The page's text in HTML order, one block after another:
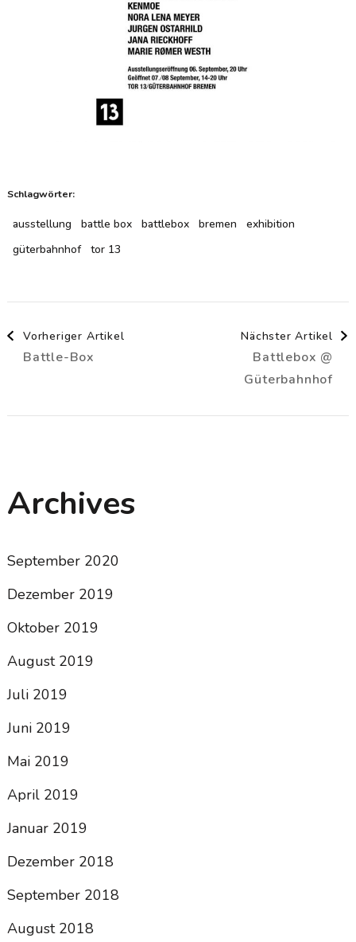
Schlagwörter:
ausstellung battle box battlebox bremen
exhibition
güterbahnhof
tor 13
Beitragsnavigation
Vorheriger Artikel
Battle-Box
Nächster Artikel
Battlebox @
Güterbahnhof
Archives
September 2020
Dezember 2019
Oktober 2019
August 2019
Juli 2019
Juni 2019
Mai 2019
April 2019
Januar 2019
Dezember 2018
September 2018
August 2018